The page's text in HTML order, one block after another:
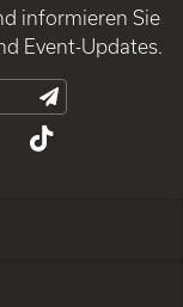
informieren Sie
Event-Updates.